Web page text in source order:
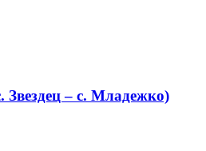
Звездец – с. Младежко)